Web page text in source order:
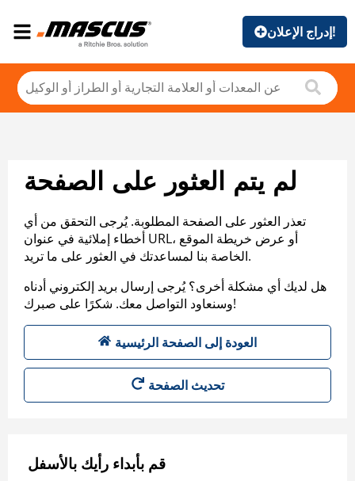
إدراج الإعلان!
لم يتم العثور على الصفحة
تعذر العثور على الصفحة المطلوبة. يُرجى التحقق من أي
أخطاء إملائية في عنوان URL، أو عرض خريطة الموقع
الخاصة بنا لمساعدتك في العثور على ما تريد.
هل لديك أي مشكلة أخرى؟ يُرجى إرسال بريد إلكتروني أدناه
وسنعاود التواصل معك. شكرًا على صبرك!
العودة إلى الصفحة الرئيسية
تحديث الصفحة
قم بأبداء رأيك بالأسفل